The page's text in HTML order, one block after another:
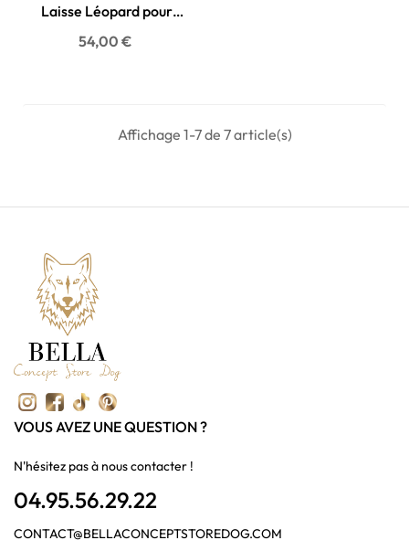
Laisse Léopard pour
chien - Luxe & confort
54,00 €
Affichage 1-7 de 7 article(s)
VOUS AVEZ UNE QUESTION ?
N'hésitez pas à nous contacter !
04.95.56.29.22
CONTACT@BELLACONCEPTSTOREDOG.COM